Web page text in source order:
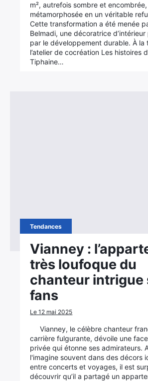
m², autrefois sombre et
métamorphosée en un véritable
Cette transformation a été menée
Belmadi, une décoratrice d’intérieur
par le développement durable. À la
l’atelier de cocréation Les histoires
Tiphaine…
Tendances
Vianney :
très loufoque du
chanteur intrigue
fans
Le 12 mai 2025
Vianney, le célèbre chanteur
carrière fulgurante, dévoile une
privée qui étonne ses admirateurs.
l'imagine souvent dans des décors
entre concerts et voyages, il est
découvrir qu’il a partagé un